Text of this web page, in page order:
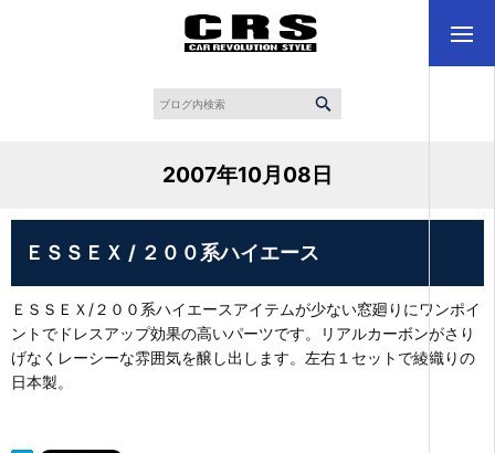
2007年10月08日
ＥＳＳＥＸ / ２００系ハイエース
ＥＳＳＥＸ/２００系ハイエースアイテムが少ない窓廻りにワンポイ
ントでドレスアップ効果の高いパーツです。リアルカーボンがさり
げなくレーシーな雰囲気を醸し出します。左右１セットで綾織りの
日本製。